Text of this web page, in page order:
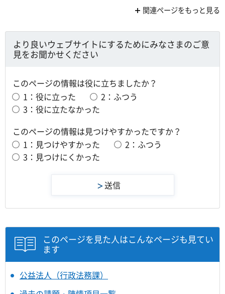
関連ページをもっと見る
より良いウェブサイトにするためにみなさまのご意
見をお聞かせください
このページの情報は役に立ちましたか？
1：役に立った
2：ふつう
3：役に立たなかった
このページの情報は見つけやすかったですか？
1：見つけやすかった
2：ふつう
3：見つけにくかった
このページを見た人はこんなページも見てい
ます
公益法人（行政法務課）